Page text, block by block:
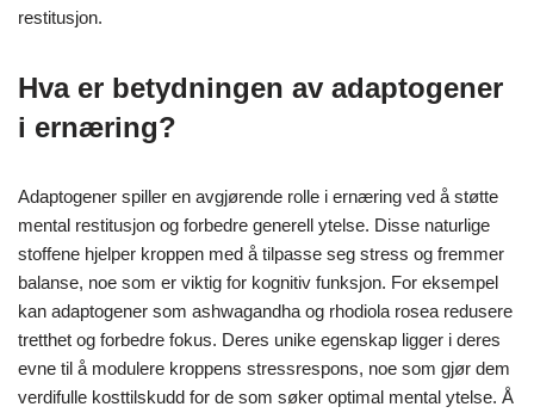
restitusjon.
Hva er betydningen av adaptogener
i ernæring?
Adaptogener spiller en avgjørende rolle i ernæring ved å støtte
mental restitusjon og forbedre generell ytelse. Disse naturlige
stoffene hjelper kroppen med å tilpasse seg stress og fremmer
balanse, noe som er viktig for kognitiv funksjon. For eksempel
kan adaptogener som ashwagandha og rhodiola rosea redusere
tretthet og forbedre fokus. Deres unike egenskap ligger i deres
evne til å modulere kroppens stressrespons, noe som gjør dem
verdifulle kosttilskudd for de som søker optimal mental ytelse. Å